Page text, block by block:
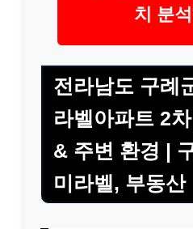
치 분
전라남도 구례
라벨아파트 2
& 주변 환경 |
미라벨, 부동산